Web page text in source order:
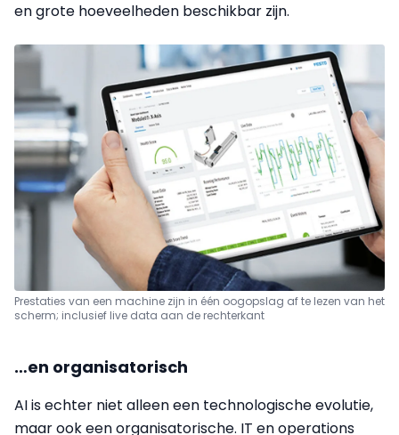
en grote hoeveelheden beschikbar zijn.
Prestaties van een machine zijn in één oogopslag af te lezen van het
scherm; inclusief live data aan de rechterkant
…en organisatorisch
AI is echter niet alleen een technologische evolutie,
maar ook een organisatorische. IT en operations